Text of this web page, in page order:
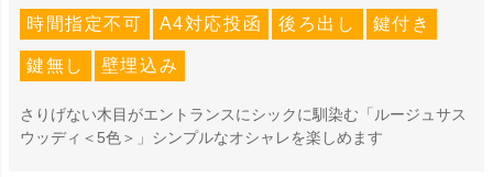
時間指定不可 A4対応投函 後ろ出し 鍵付き
鍵無し 壁埋込み
さりげない木目がエントランスにシックに馴染む「ルージュサス
ウッディ＜5色＞」シンプルなオシャレを楽しめます